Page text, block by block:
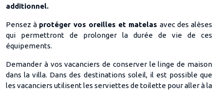
additionnel.
Pensez à protéger vos oreilles et matelas avec des alèses
qui permettront de prolonger la durée de vie de ces
équipements.
Demander à vos vacanciers de conserver le linge de maison
dans la villa. Dans des destinations soleil, il est possible que
les vacanciers utilisent les serviettes de toilette pour aller à la